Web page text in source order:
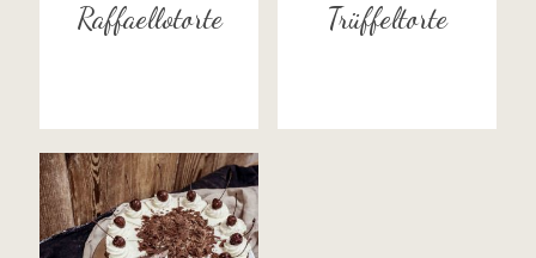
Raffaellotorte Trüffeltorte